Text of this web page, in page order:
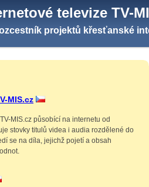
televize TV-
projektů křesťanské
MIS.cz
MIS.cz působící na internetu od
stovky titulů videa i audia rozdělené do
se na díla, jejichž pojetí a obsah